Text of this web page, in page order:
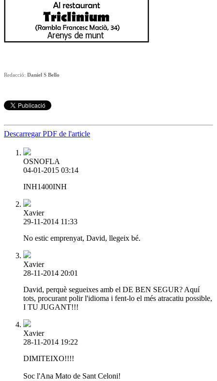
Redacció: Daniel S Bello
Descarregar PDF de l'article
OSNOFLA
04-01-2015 03:14
INH1400INH
Xavier
29-11-2014 11:33
No estic emprenyat, David, llegeix bé.
Xavier
28-11-2014 20:01
David, perquè segueixes amb el DE BEN SEGUR? Aquí
tots, procurant polir l'idioma i fent-lo el més atracatiu possible,
I TU JUGANT!!!
Xavier
28-11-2014 19:22
DIMITEIXO!!!!
Soc l'Ana Mato de Sant Celoni!